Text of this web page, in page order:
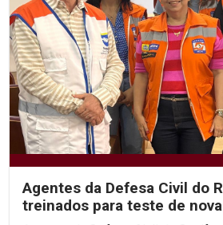
Agentes da Defesa Civil do
treinados para teste de